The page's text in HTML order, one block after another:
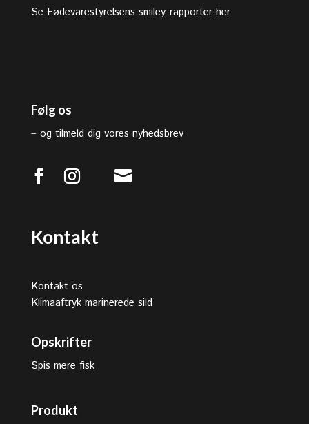
Se Fødevarestyrelsens smiley-rapporter her
Følg os
– og tilmeld dig vores nyhedsbrev

Kontakt
Kontakt os
Klimaaftryk marinerede sild
Opskrifter
Spis mere fisk
Produkt